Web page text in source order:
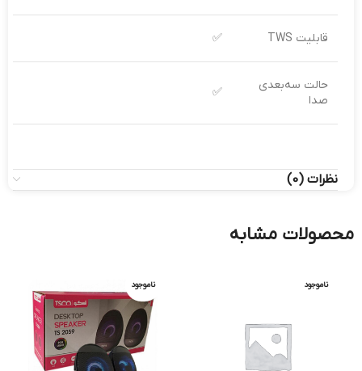
قابلیت TWS ✅
حالت سه‌بعدی
صدا
✅
نظرات (0)
محصولات مشابه
ناموجود ناموجود